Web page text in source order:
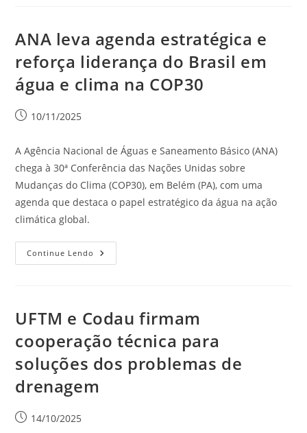
ANA leva agenda estratégica e
reforça liderança do Brasil em
água e clima na COP30
10/11/2025
A Agência Nacional de Águas e Saneamento Básico (ANA)
chega à 30ª Conferência das Nações Unidas sobre
Mudanças do Clima (COP30), em Belém (PA), com uma
agenda que destaca o papel estratégico da água na ação
climática global.
Continue Lendo
UFTM e Codau firmam
cooperação técnica para
soluções dos problemas de
drenagem
14/10/2025